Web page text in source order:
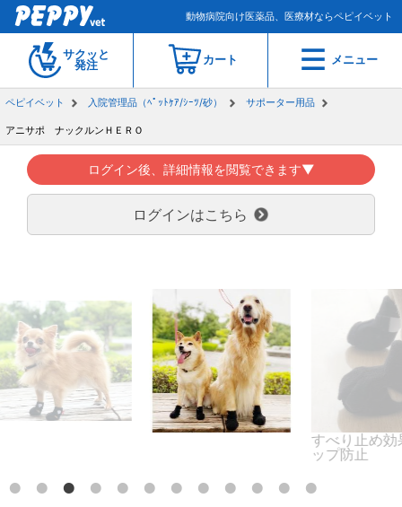
動物病院向け医薬品、医療材ならペピイベット
サクッと
発注
カート メニュー
ペピイベット 入院管理品（ﾍﾟｯﾄｹｱ/ｼｰﾂ/砂） サポーター用品
アニサポ ナックルンＨＥＲＯ
ログイン後、詳細情報を閲覧できます▼
ログインはこちら
すべり止め効果
ップ防止